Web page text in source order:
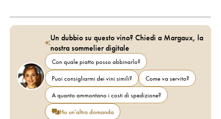
Un dubbio su questo vino? Chiedi a Margaux, la
nostra sommelier digitale
Con quale piatto posso abbinarlo?
Puoi consigliarmi dei vini simili?
Come va servito?
A quanto ammontano i costi di spedizione?
Ho un'altra domanda